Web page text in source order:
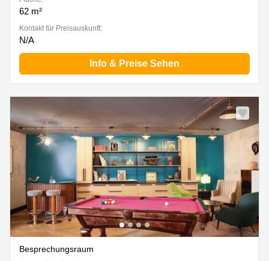
62 m²
Kontakt für Preisauskunft:
N/A
Info & Preise Sehen
Besprechungsraum